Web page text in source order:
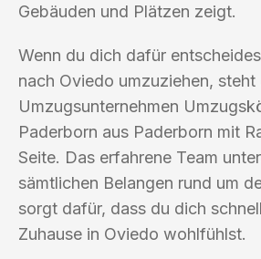
Gebäuden und Plätzen zeigt.
Wenn du dich dafür
nach Oviedo umzuziehen, steht
Umzugsunternehmen
Paderborn aus Paderborn mit
Seite. Das erfahrene Team
sämtlichen Belangen rund um
sorgt dafür, dass du dich
Zuhause in Oviedo wohlfühlst.